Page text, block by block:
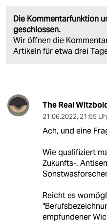
Die Kommentarfunktion
geschlossen.
Wir öffnen die
Artikeln für etwa drei
The Real
21.06.2022, 21:55
Ach, und eine
Wie qualifiziert
Zukunfts-,
Reicht es
empfundener